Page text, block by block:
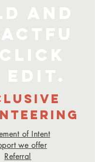
and
of Intent
we offer
Referra